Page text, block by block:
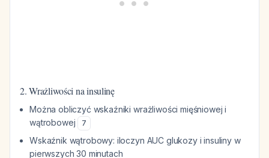
2. Wrażliwości na insulinę
Można obliczyć wskaźniki wrażliwości mięśniowej i
wątrobowej
7
Wskaźnik wątrobowy: iloczyn AUC glukozy i insuliny w
pierwszych 30 minutach